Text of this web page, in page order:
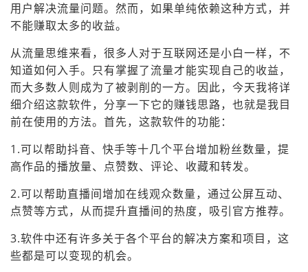
用户解决流量问题。然而，如果单纯依赖这种方式，并
不能赚取太多的收益。
从流量思维来看，很多人对于互联网还是小白一样，不
知道如何入手。只有掌握了流量才能实现自己的收益，
而大多数人则成为了被剥削的一方。因此，今天我将详
细介绍这款软件，分享一下它的赚钱思路，也就是我目
前在使用的方法。首先，这款软件的功能：
1.可以帮助抖音、快手等十几个平台增加粉丝数量，提
高作品的播放量、点赞数、评论、收藏和转发。
2.可以帮助直播间增加在线观众数量，通过公屏互动、
点赞等方式，从而提升直播间的热度，吸引官方推荐。
3.软件中还有许多关于各个平台的解决方案和项目，这
些都是可以变现的机会。